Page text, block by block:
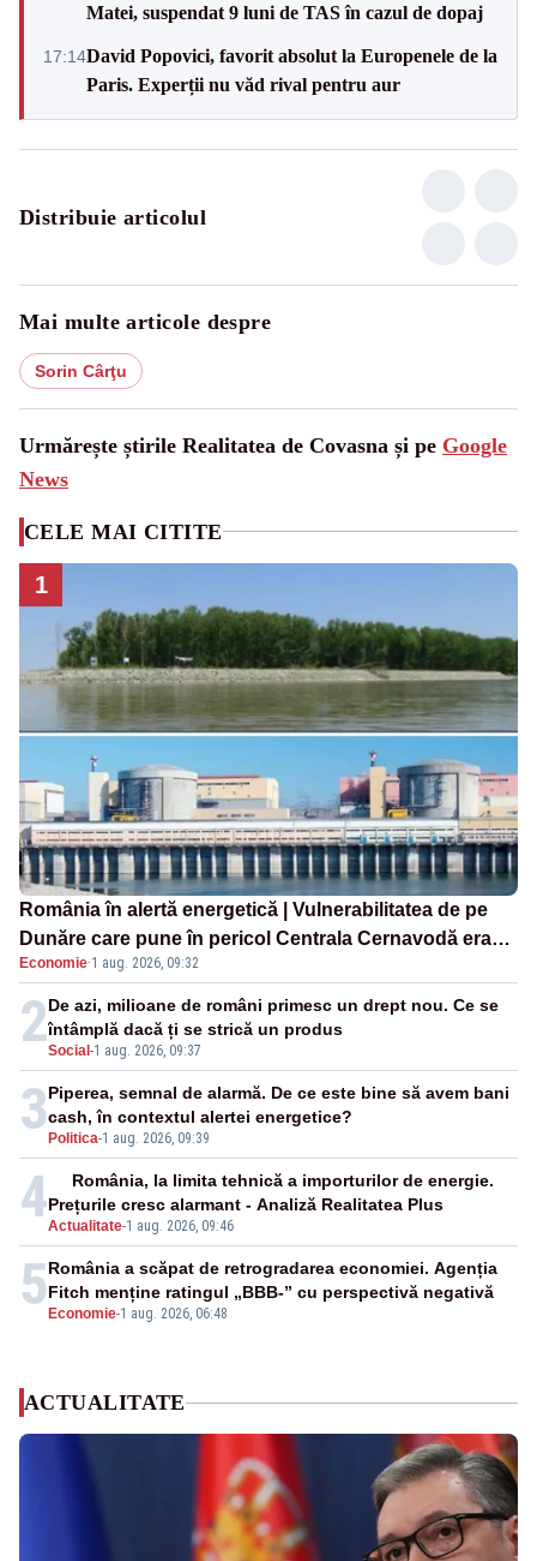
Matei, suspendat 9 luni de TAS în cazul de dopaj
17:14David Popovici, favorit absolut la Europenele de la
Paris. Experții nu văd rival pentru aur
Distribuie articolul
Mai multe articole despre
Sorin Cârţu
Urmărește știrile Realitatea de Covasna și pe Google
News
CELE MAI CITITE
1
România în alertă energetică | Vulnerabilitatea de pe
Dunăre care pune în pericol Centrala Cernavodă era
cunoscută de pe vremea lui Ceaușescu
Economie·1 aug. 2026, 09:32
2Social -1 aug. 2026, 09:37
De azi, milioane de români primesc un drept nou. Ce se
întâmplă dacă ți se strică un produs
3 Politica-1 aug. 2026, 09:39
Piperea, semnal de alarmă. De ce este bine să avem bani
cash, în contextul alertei energetice?
4Actualitate-1 aug. 2026, 09:46
România, la limita tehnică a importurilor de energie.
Prețurile cresc alarmant - Analiză Realitatea Plus
5 Economie-1 aug. 2026, 06:48
România a scăpat de retrogradarea economiei. Agenția
Fitch menține ratingul „BBB-” cu perspectivă negativă
ACTUALITATE